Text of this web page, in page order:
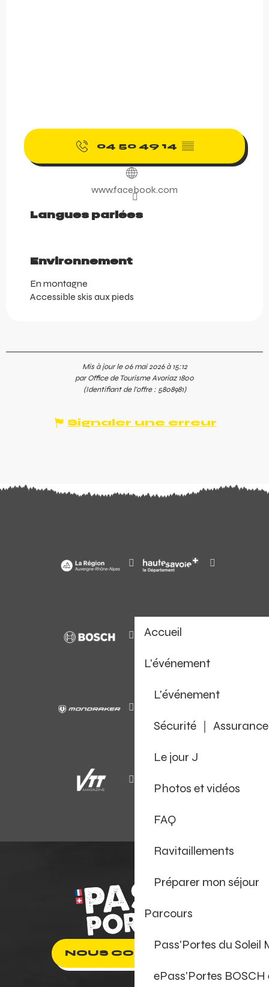
Accueil
L'événement
L'événement
Sécurité ｜ Assurance
Le jour J
Photos et vidéos
FAQ
Ravitaillements
Préparer mon séjour
Parcours
Pass'Portes du Soleil
ePass'Portes
04 50 49 14 ▒▒
www.facebook.com
Langues parlées
Langues parlées
Environnement
Environnement
En montagne
Accessible skis aux pieds
Mis à jour le 06 mai 2026 à 15:12
par Office de Tourisme Avoriaz 1800
(Identifiant de l'offre : 5808981)
Signaler une erreur
NOUS CONTACTER